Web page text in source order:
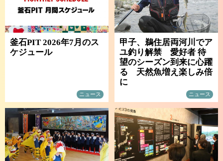
釜石PIT 2026年7月のス
ケジュール
ニュース
甲子、鵜住居両河川でア
ユ釣り解禁 愛好者 待
望のシーズン到来に心躍
る 天然魚増え楽しみ倍
に
ニュース